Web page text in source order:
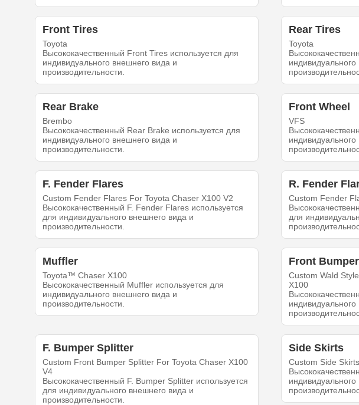
Front Tires
Toyota
Высококачественный Front Tires используется для
индивидуального внешнего вида и
производительности.
Rear Tires
Toyota
Rear Brake
Brembo
Высококачественный Rear Brake используется для
индивидуального внешнего вида и
производительности.
Front Wheel
VFS
F. Fender Flares
Custom Fender Flares For Toyota Chaser X100 V2
Высококачественный F. Fender Flares используется
для индивидуального внешнего вида и
производительности.
R. Fender
Custom Fender
для
Muffler
Toyota™ Chaser X100
Высококачественный Muffler используется для
индивидуального внешнего вида и
производительности.
Front Bumper
Custom Wald
X100
F. Bumper Splitter
Custom Front Bumper Splitter For Toyota Chaser X100
V4
Высококачественный F. Bumper Splitter используется
для индивидуального внешнего вида и
производительности.
Side Skirts
Custom Side